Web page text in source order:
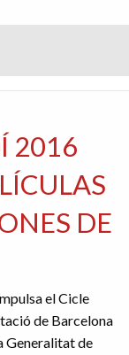
2016
DE
el Cicle
de Barcelona
Generalitat de